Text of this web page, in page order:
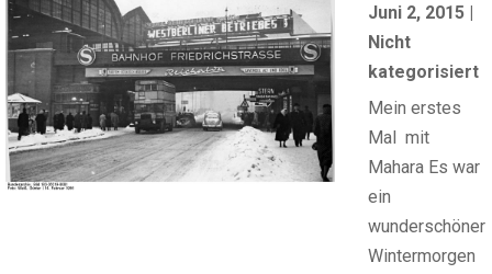
Juni 2, 2015 |
Nicht
kategorisiert
Mein erstes
Mal mit
Mahara Es war
ein
wunderschöner
Wintermorgen